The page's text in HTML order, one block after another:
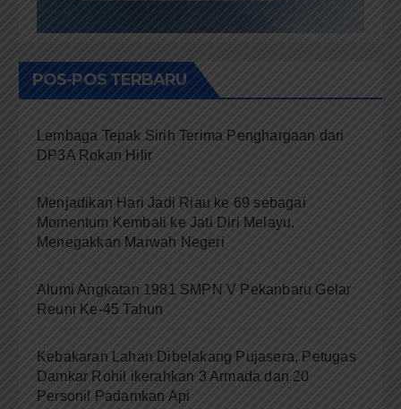
POS-POS TERBARU
Lembaga Tepak Sirih Terima Penghargaan dari
DP3A Rokan Hilir
Menjadikan Hari Jadi Riau ke 69 sebagai
Momentum Kembali ke Jati Diri Melayu,
Menegakkan Marwah Negeri
Alumi Angkatan 1981 SMPN V Pekanbaru Gelar
Reuni Ke-45 Tahun
Kebakaran Lahan Dibelakang Pujasera, Petugas
Damkar Rohil ikerahkan 3 Armada dan 20
Personil Padamkan Api